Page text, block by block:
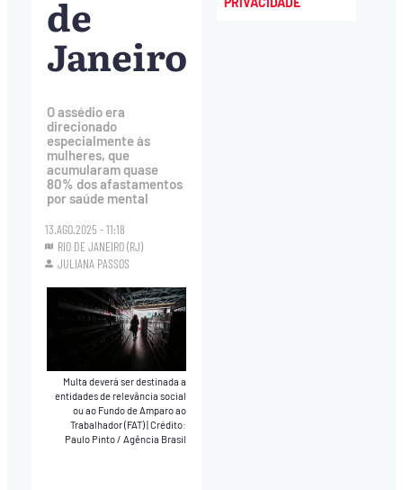
de
Janeiro
O assédio era
direcionado
especialmente às
mulheres, que
acumularam quase
80% dos afastamentos
por saúde mental
13.AGO.2025 - 11:18
RIO DE JANEIRO (RJ)
JULIANA PASSOS
Multa deverá ser destinada a
entidades de relevância social
ou ao Fundo de Amparo ao
Trabalhador (FAT) Crédito:
Paulo Pinto / Agência Brasil